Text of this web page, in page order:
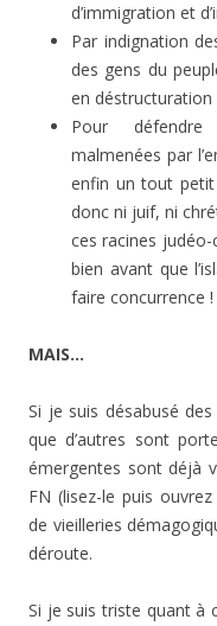
d’immigration et
Par indignation
des gens du
en déstructuration
Pour défendre
malmenées par
enfin un tout petit
donc ni juif, ni
ces racines
bien avant que
faire concurrence !
MAIS…
Si je suis désabusé
que d’autres sont
émergentes sont déjà
FN (lisez-le puis
de vieilleries
déroute.
Si je suis triste quant à